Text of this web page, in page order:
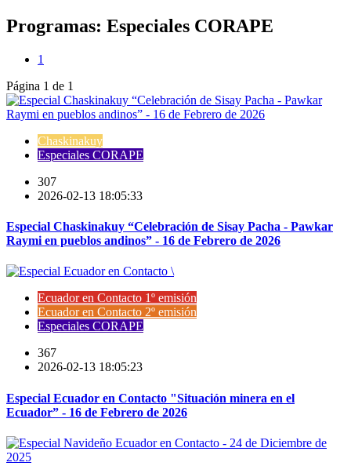
Programas: Especiales CORAPE
1
Página 1 de 1
Chaskinakuy
Especiales CORAPE
307
2026-02-13 18:05:33
Especial Chaskinakuy “Celebración de Sisay Pacha - Pawkar
Raymi en pueblos andinos” - 16 de Febrero de 2026
Ecuador en Contacto 1º emisión
Ecuador en Contacto 2º emisión
Especiales CORAPE
367
2026-02-13 18:05:23
Especial Ecuador en Contacto "Situación minera en el
Ecuador” - 16 de Febrero de 2026